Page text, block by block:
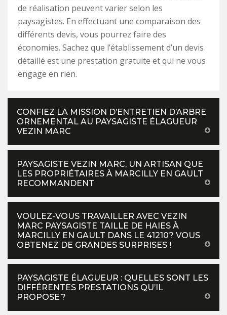
de réalisation peuvent varier selon les
paysagistes. En effectuant une comparaison des
différents devis, vous pourrez faire des
économies. Sachez que l’établissement d’un devis
détaillé est une prestation gratuite et qui ne vous
engage en rien.
CONFIEZ LA MISSION D’ENTRETIEN D’ARBRE
ORNEMENTAL AU PAYSAGISTE ÉLAGUEUR
VEZIN MARC
PAYSAGISTE VEZIN MARC, UN ARTISAN QUE
LES PROPRIÉTAIRES À MARCILLY EN GAULT
RECOMMANDENT
VOULEZ-VOUS TRAVAILLER AVEC VEZIN
MARC PAYSAGISTE TAILLE DE HAIES À
MARCILLY EN GAULT DANS LE 41210? VOUS
OBTENEZ DE GRANDES SURPRISES !
PAYSAGISTE ÉLAGUEUR : QUELLES SONT LES
DIFFÉRENTES PRESTATIONS QU’IL
PROPOSE ?